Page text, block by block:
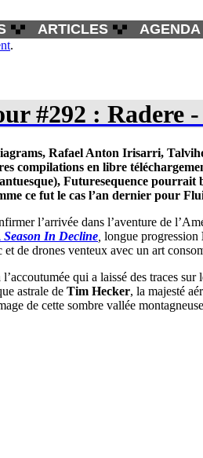
ARTICLES AGENDA
.
#292 : Radere
, Rafael Anton Irisarri,
compilations en libre
Futuresequence
ce fut le cas l’an dernier pour
l’arrivée dans l’aventure de
Season In Decline longue progression
de drones venteux avec un art
qui a laissé des traces
astrale de Tim Hecker, la majesté
de cette sombre vallée